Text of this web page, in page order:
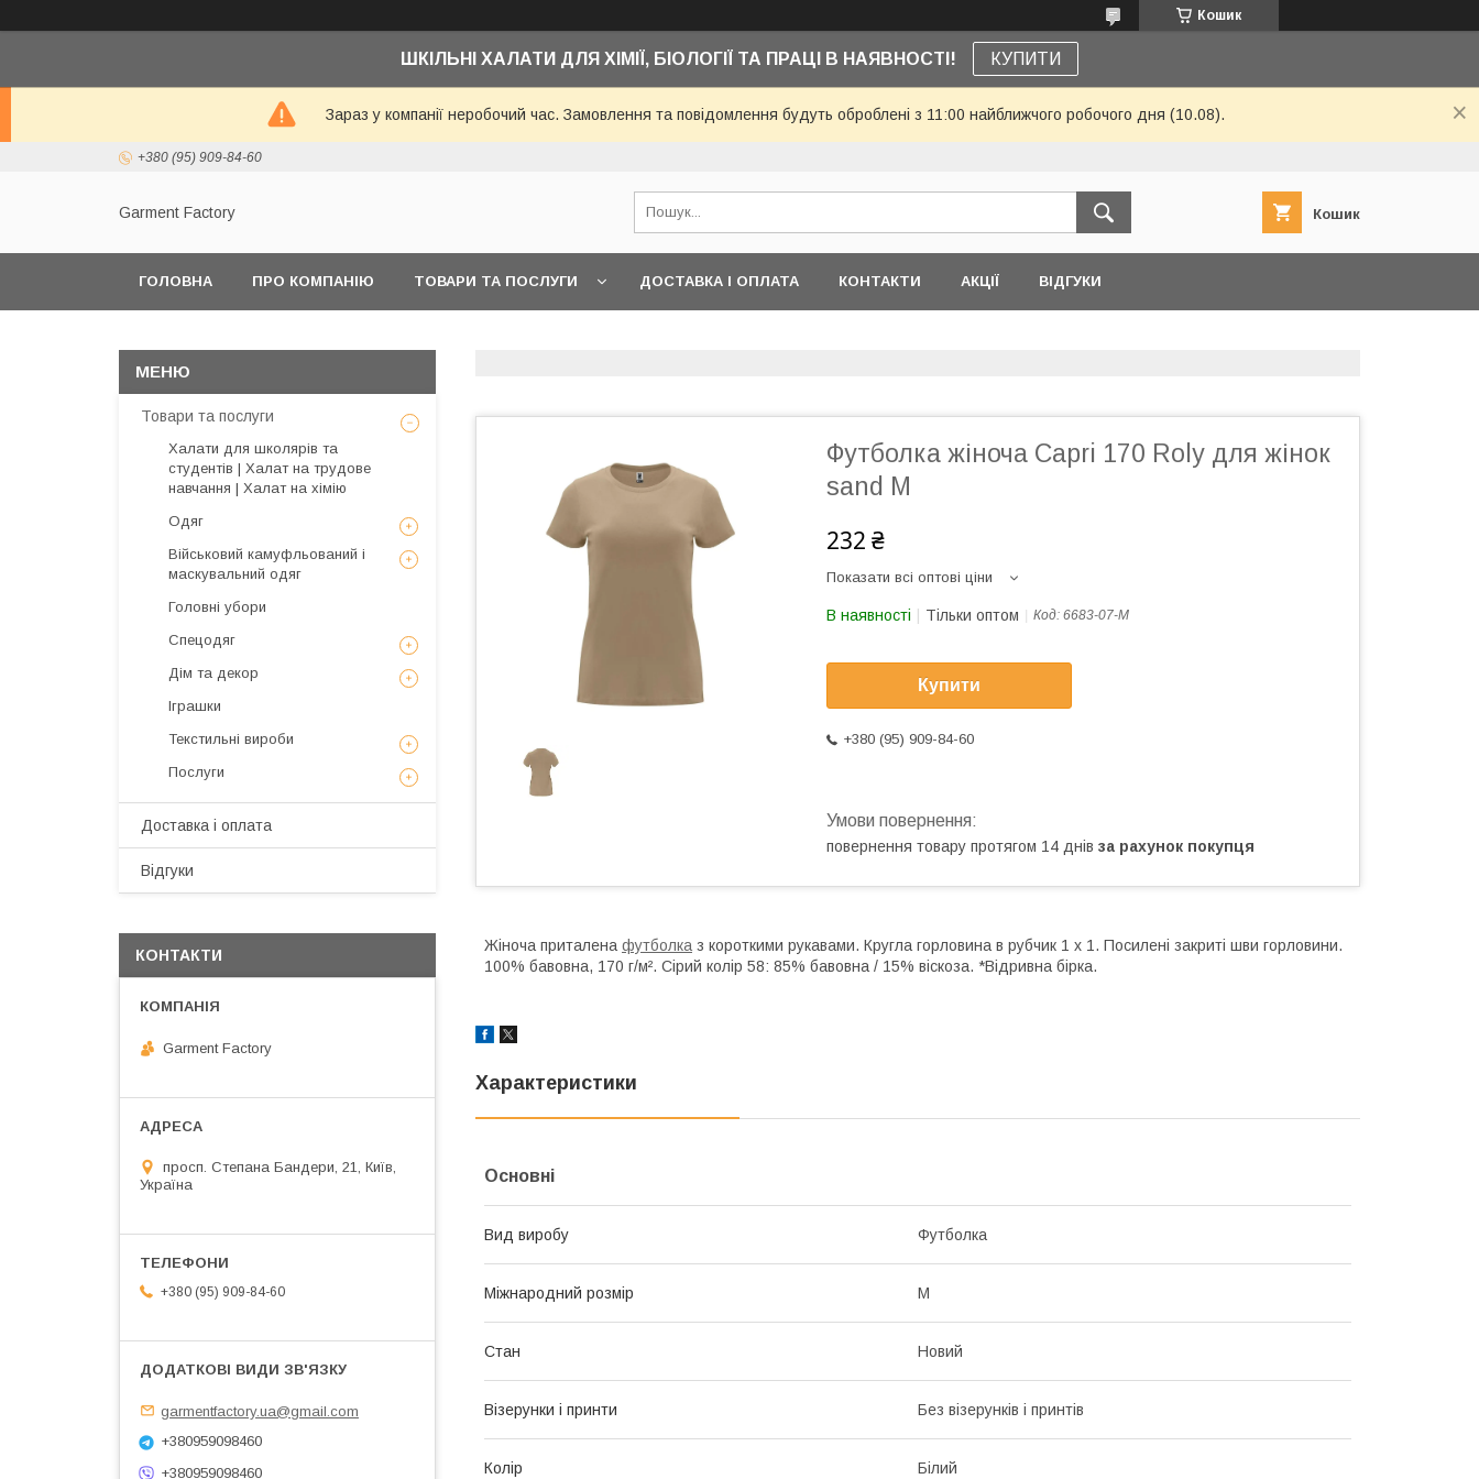
Кошик
ШКІЛЬНІ ХАЛАТИ ДЛЯ ХІМІЇ, БІОЛОГІЇ ТА ПРАЦІ В НАЯВНОСТІ! КУПИТИ
Зараз у компанії неробочий час. Замовлення та повідомлення будуть оброблені з 11:00 найближчого робочого дня (10.08).
+380 (95) 909-84-60
Garment Factory Кошик
ГОЛОВНА ПРО КОМПАНІЮ ТОВАРИ ТА ПОСЛУГИ ДОСТАВКА І ОПЛАТА КОНТАКТИ АКЦІЇ ВІДГУКИ
Футболка жіноча Capri 170 Roly для жінок
sand M
232 ₴
Показати всі оптові ціни
В наявності Тільки оптом Код: 6683-07-M
Купити
+380 (95) 909-84-60
повернення товару протягом 14 днів за рахунок покупця
Жіноча приталена футболка з короткими рукавами. Кругла горловина в рубчик 1 x 1. Посилені закриті шви горловини.
100% бавовна, 170 г/м². Сірий колір 58: 85% бавовна / 15% віскоза. *Відривна бірка.
Характеристики
Основні
Вид виробу Футболка
Міжнародний розмір M
Стан Новий
Візерунки і принти Без візерунків і принтів
Колір Білий
Товари та послуги
Халати для школярів та
студентів | Халат на трудове
навчання | Халат на хімію
Одяг
Військовий камуфльований і
маскувальний одяг
Головні убори
Спецодяг
Дім та декор
Іграшки
Текстильні вироби
Послуги
Доставка і оплата
Відгуки
КОНТАКТИ
Garment Factory
просп. Степана Бандери, 21, Київ,
Україна
+380 (95) 909-84-60
garmentfactory.ua@gmail.com
+380959098460
+380959098460